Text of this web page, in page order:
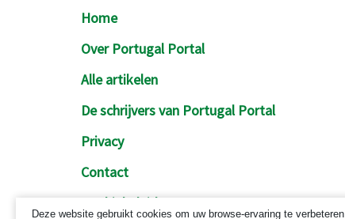
Footer
Home
Over Portugal Portal
Alle artikelen
De schrijvers van Portugal Portal
Privacy
Contact
Cookiebeleid
Deze website gebruikt cookies om uw browse-ervaring te verbeteren